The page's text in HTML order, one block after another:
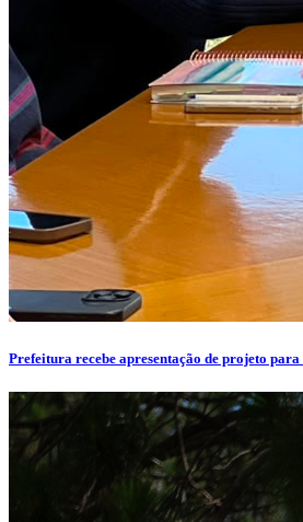
Prefeitura recebe apresentação de projeto